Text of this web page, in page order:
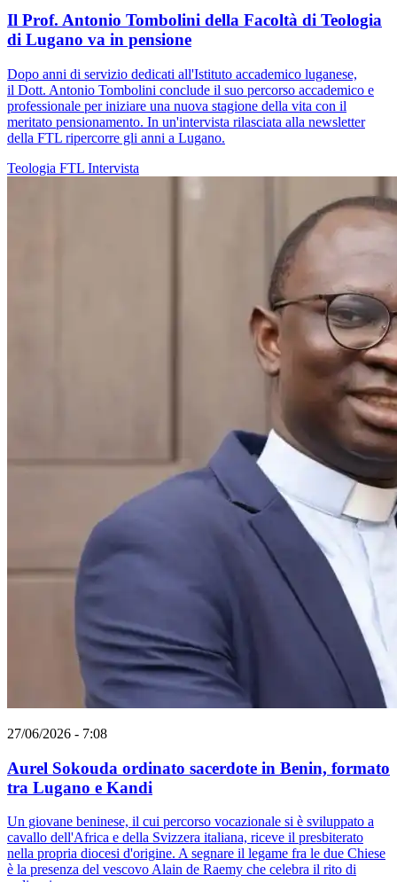
Il Prof. Antonio Tombolini della Facoltà di Teologia
di Lugano va in pensione
Dopo anni di servizio dedicati all'Istituto accademico luganese,
il Dott. Antonio Tombolini conclude il suo percorso accademico e
professionale per iniziare una nuova stagione della vita con il
meritato pensionamento. In un'intervista rilasciata alla newsletter
della FTL ripercorre gli anni a Lugano.
Teologia FTL Intervista
27/06/2026 - 7:08
Aurel Sokouda ordinato sacerdote in Benin, formato
tra Lugano e Kandi
Un giovane beninese, il cui percorso vocazionale si è sviluppato a
cavallo dell'Africa e della Svizzera italiana, riceve il presbiterato
nella propria diocesi d'origine. A segnare il legame fra le due Chiese
è la presenza del vescovo Alain de Raemy che celebra il rito di